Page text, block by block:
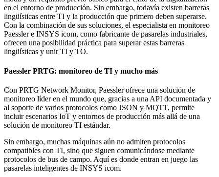
en el entorno de producción. Sin embargo, todavía existen barreras
lingüísticas entre TI y la producción que primero deben superarse.
Con la combinación de sus soluciones, el especialista en monitoreo
Paessler e INSYS icom, como fabricante de pasarelas industriales,
ofrecen una posibilidad práctica para superar estas barreras
lingüísticas y unir TI y TO.
Paessler PRTG: monitoreo de TI y mucho más
Con PRTG Network Monitor, Paessler ofrece una solución de
monitoreo líder en el mundo que, gracias a una API documentada y
al soporte de varios protocolos como JSON y MQTT, permite
incluir escenarios IoT y entornos de producción más allá de una
solución de monitoreo TI estándar.
Sin embargo, muchas máquinas aún no admiten protocolos
compatibles con TI, sino que siguen comunicándose mediante
protocolos de bus de campo. Aquí es donde entran en juego las
pasarelas inteligentes de INSYS icom.